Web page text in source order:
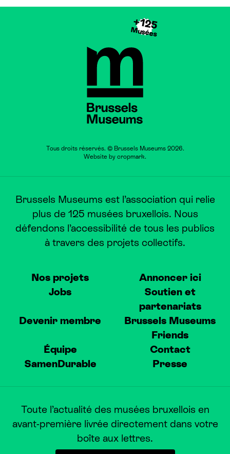
+125
Musées
Brussels Museums
Tous droits réservés. © Brussels Museums 2026.
Website by cropmark.
Brussels Museums est l’association qui relie
plus de 125 musées bruxellois. Nous
défendons l’accessibilité de tous les publics
à travers des projets collectifs.
Nos projets
Annoncer ici
Jobs
Soutien et
partenariats
Devenir membre
Brussels Museums
Friends
Équipe
Contact
SamenDurable
Presse
Toute l’actualité des musées bruxellois en
avant-première livrée directement dans votre
boîte aux lettres.